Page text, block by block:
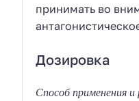
принимать во
Дозировка
Способ применения